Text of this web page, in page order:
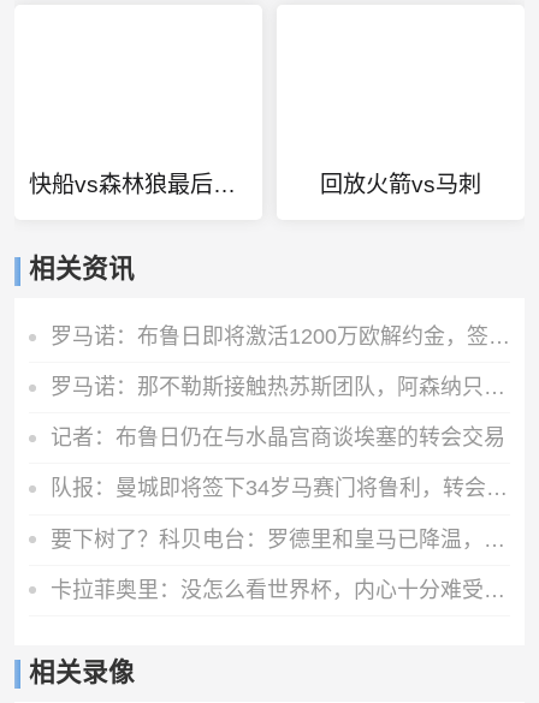
快船vs森林狼最后一球 回放火箭vs马刺
相关资讯
罗马诺：布鲁日即将激活1200万欧解约金，签下马略卡前锋比尔希利
罗马诺：那不勒斯接触热苏斯团队，阿森纳只接受永久转会
记者：布鲁日仍在与水晶宫商谈埃塞的转会交易
队报：曼城即将签下34岁马赛门将鲁利，转会费350万欧元
要下树了？科贝电台：罗德里和皇马已降温，巴萨和他达成个人协议
卡拉菲奥里：没怎么看世界杯，内心十分难受，我会把情绪化为动力
相关录像